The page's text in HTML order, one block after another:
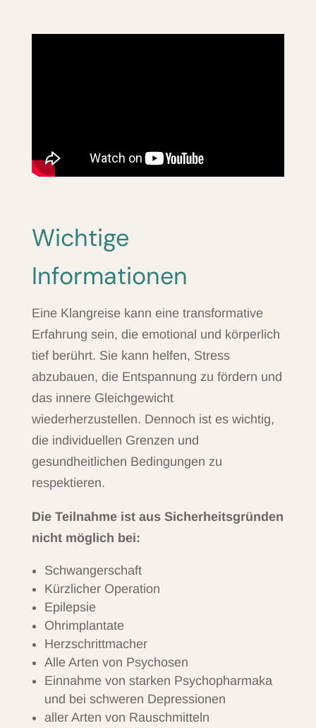
Wichtige
Informationen
Eine Klangreise kann eine transformative
Erfahrung sein, die emotional und körperlich
tief berührt. Sie kann helfen, Stress
abzubauen, die Entspannung zu fördern und
das innere Gleichgewicht
wiederherzustellen. Dennoch ist es wichtig,
die individuellen Grenzen und
gesundheitlichen Bedingungen zu
respektieren.
Die Teilnahme ist aus Sicherheitsgründen
nicht möglich bei:
Schwangerschaft
Kürzlicher Operation
Epilepsie
Ohrimplantate
Herzschrittmacher
Alle Arten von Psychosen
Einnahme von starken Psychopharmaka
und bei schweren Depressionen
aller Arten von Rauschmitteln